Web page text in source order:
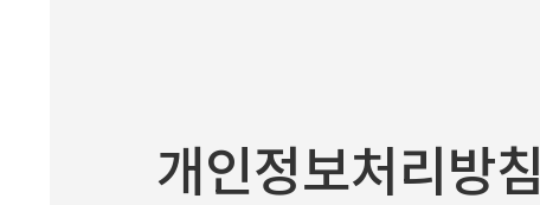
개인정보처리방침